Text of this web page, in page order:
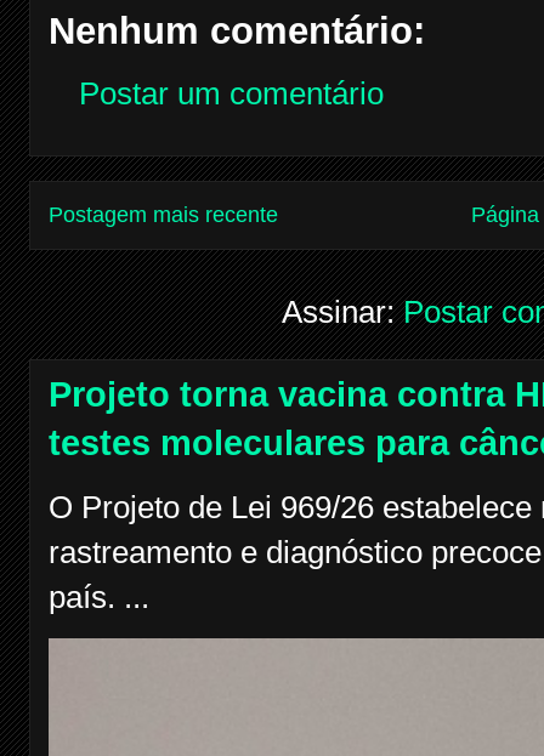
Nenhum comentário:
Postar um comentário
Postagem mais recente
Assinar:Postar
Projeto torna vacina contra
testes moleculares para
O Projeto de Lei 969/26
rastreamento e diagnóstico
país. ...